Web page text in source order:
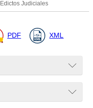
Edictos Judiciales
PDF XML